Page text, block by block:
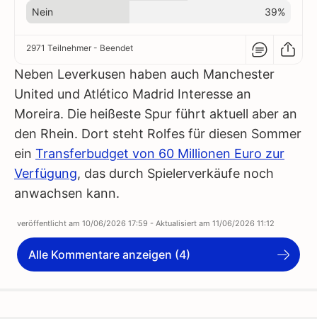
Nein
39%
2971 Teilnehmer - Beendet
Neben Leverkusen haben auch Manchester
United und Atlético Madrid Interesse an
Moreira. Die heißeste Spur führt aktuell aber an
den Rhein. Dort steht Rolfes für diesen Sommer
ein Transferbudget von 60 Millionen Euro zur
Verfügung, das durch Spielerverkäufe noch
anwachsen kann.
veröffentlicht am 10/06/2026 17:59 - Aktualisiert am 11/06/2026 11:12
Alle Kommentare anzeigen (4)